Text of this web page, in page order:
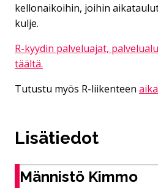
kellonaikoihin, joihin
kulje.
R-kyydin palveluajat,
täältä.
Tutustu myös R-liikenteen
Lisätiedot
Männistö Kimmo